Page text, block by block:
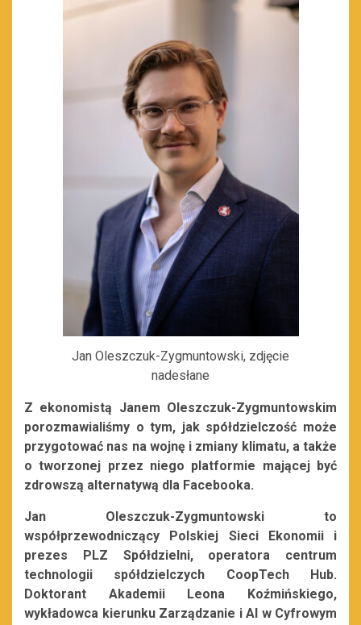
Jan Oleszczuk-Zygmuntowski, zdjęcie
nadesłane
Z ekonomistą Janem Oleszczuk-Zygmuntowskim
porozmawialiśmy o tym, jak spółdzielczość może
przygotować nas na wojnę i zmiany klimatu, a także
o tworzonej przez niego platformie mającej być
zdrowszą alternatywą dla Facebooka.
Jan Oleszczuk-Zygmuntowski to
współprzewodniczący Polskiej Sieci Ekonomii i
prezes PLZ Spółdzielni, operatora centrum
technologii spółdzielczych CoopTech Hub.
Doktorant Akademii Leona Koźmińskiego,
wykładowca kierunku Zarządzanie i AI w Cyfrowym